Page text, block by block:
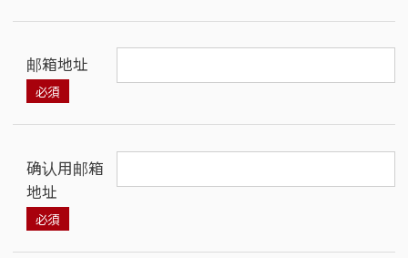
邮箱地址
确认用邮箱
地址